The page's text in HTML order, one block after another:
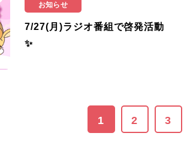
お知らせ
7/27(月)ラジオ番組で啓発活動
✨
1 2 3